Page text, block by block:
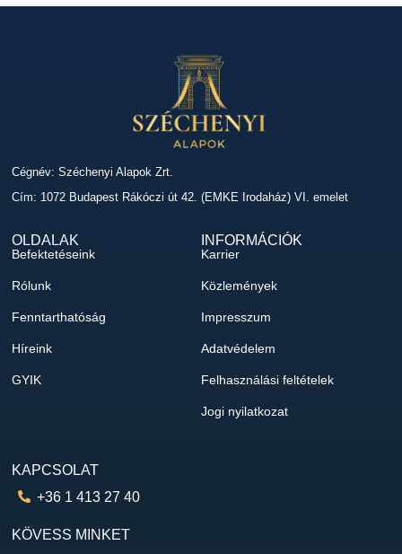
Cégnév: Széchenyi Alapok Zrt.
Cím: 1072 Budapest Rákóczi út 42. (EMKE Irodaház) VI. emelet
OLDALAK
Befektetéseink
Rólunk
Fenntarthatóság
Híreink
GYIK
INFORMÁCIÓK
Karrier
Közlemények
Impresszum
Adatvédelem
Felhasználási feltételek
Jogi nyilatkozat
KAPCSOLAT
+36 1 413 27 40
KÖVESS MINKET